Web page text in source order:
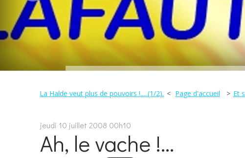
La Halde veut plus de pouvoirs !.....(1/2). Page d'accueil Et
jeudi 10 juillet 2008 00h10
Ah, le vache !...